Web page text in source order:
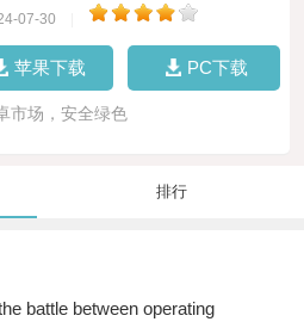
07-30
苹果下载 PC下载
市场，安全绿色
排行
battle between operating